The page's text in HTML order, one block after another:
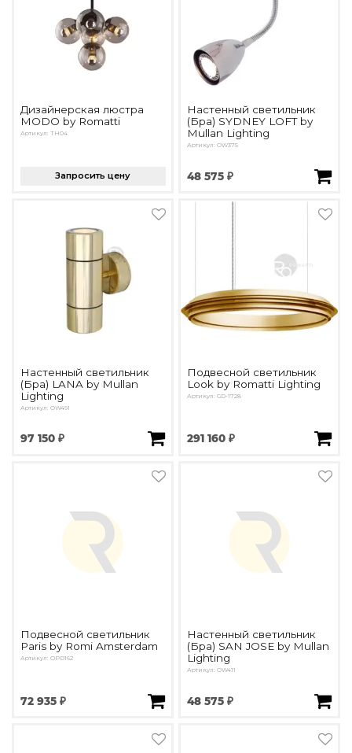
Дизайнерская люстра
MODO by Romatti
Артикул: TH04
Запросить цену
Настенный светильник
(Бра) SYDNEY LOFT by
Mullan Lighting
Артикул: OW375
48 575 ₽
Настенный светильник
(Бра) LANA by Mullan
Lighting
Артикул: OW491
97 150 ₽
Подвесной светильник
Look by Romatti Lighting
Артикул: GD-1728
291 160 ₽
Подвесной светильник
Paris by Romi Amsterdam
Артикул: OPD162
72 935 ₽
Настенный светильник
(Бра) SAN JOSE by Mullan
Lighting
Артикул: OW411
48 575 ₽